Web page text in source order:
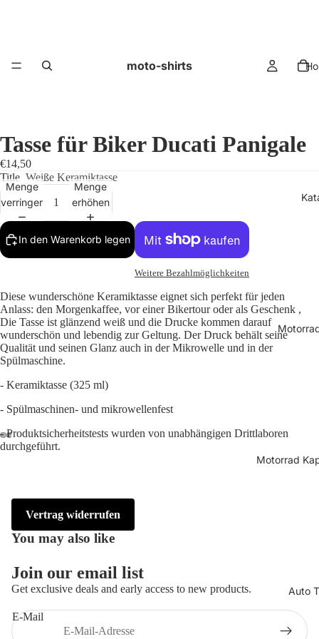
moto-shirts
Motorrad
Auto
Tasse für Biker Ducati Panigale
€14,50
Title Weiße Keramiktasse
Menge
verringern
Menge
erhöhen
In den Warenkorb legen
Weitere Bezahlmöglichkeiten
Diese wunderschöne Keramiktasse eignet sich perfekt für jeden
Anlass: den Morgenkaffee, vor einer Bikertour oder als Geschenk ,
Die Tasse ist glänzend weiß und die Drucke kommen darauf
wunderschön und lebendig zur Geltung. Der Druck behält seine
Qualität und seinen Glanz auch in der Mikrowelle und in der
Spülmaschine.
- Keramiktasse (325 ml)
- Spülmaschinen- und mikrowellenfest
- Produktsicherheitstests wurden von unabhängigen Drittlaboren
durchgeführt.
Vertrag widerrufen
You may also like
Join our email list
Get exclusive deals and early access to new products.
E-Mail
Widerrufsrecht
AGB
Impressum